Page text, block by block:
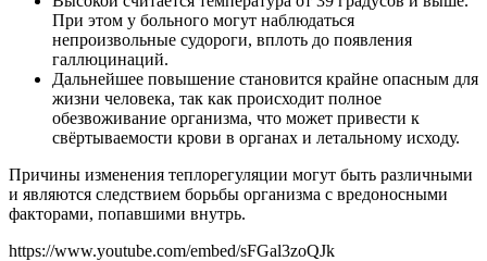
При этом у больного могут наблюдаться
непроизвольные судороги, вплоть до появления
галлюцинаций.
Дальнейшее повышение становится крайне опасным для
жизни человека, так как происходит полное
обезвоживание организма, что может привести к
свёртываемости крови в органах и летальному исходу.
Причины изменения теплорегуляции могут быть различными
и являются следствием борьбы организма с вредоносными
факторами, попавшими внутрь.
https://www.youtube.com/embed/sFGal3zoQJk